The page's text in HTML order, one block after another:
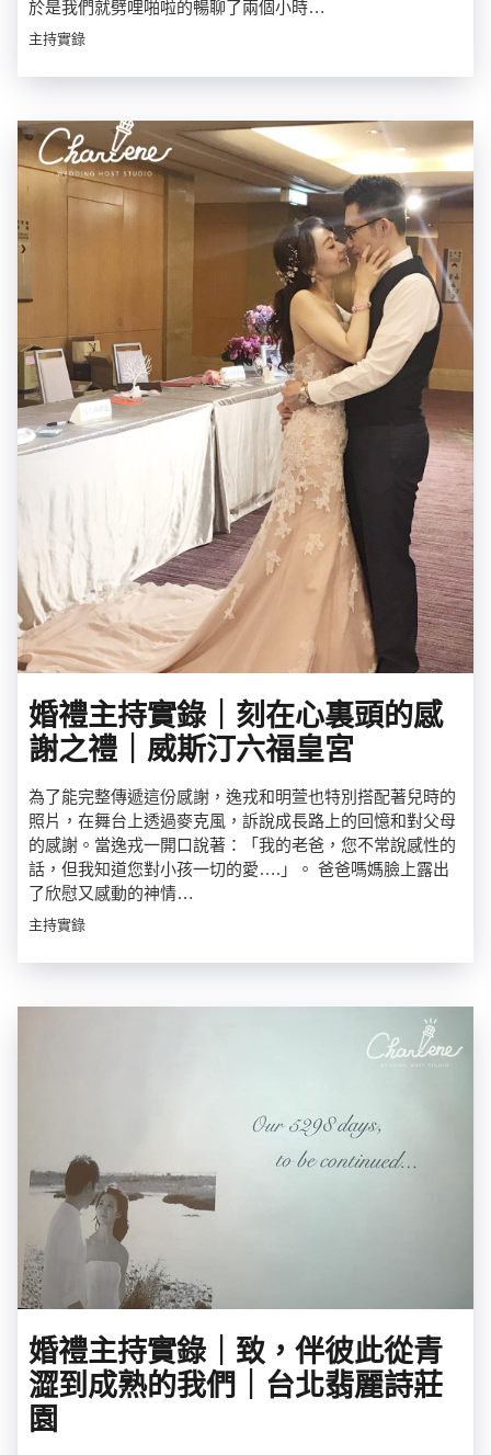
於是我們就劈哩啪啦的暢聊了兩個小時…
主持實錄
婚禮主持實錄｜刻在心裏頭的感
謝之禮｜威斯汀六福皇宮
為了能完整傳遞這份感謝，逸戎和明萱也特別搭配著兒時的
照片，在舞台上透過麥克風，訴說成長路上的回憶和對父母
的感謝。當逸戎一開口說著：「我的老爸，您不常說感性的
話，但我知道您對小孩一切的愛….」。 爸爸嗎媽臉上露出
了欣慰又感動的神情…
主持實錄
婚禮主持實錄｜致，伴彼此從青
澀到成熟的我們｜台北翡麗詩莊
園